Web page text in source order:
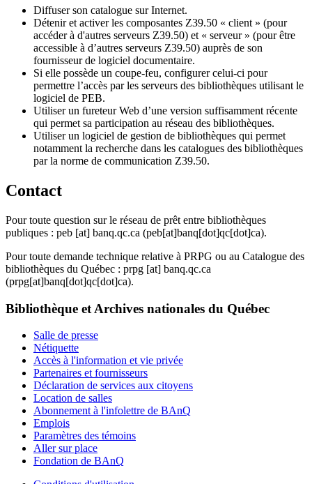
Diffuser son catalogue sur Internet.
Détenir et activer les composantes Z39.50 « client » (pour
accéder à d'autres serveurs Z39.50) et « serveur » (pour être
accessible à d’autres serveurs Z39.50) auprès de son
fournisseur de logiciel documentaire.
Si elle possède un coupe-feu, configurer celui-ci pour
permettre l’accès par les serveurs des bibliothèques utilisant le
logiciel de PEB.
Utiliser un fureteur Web d’une version suffisamment récente
qui permet sa participation au réseau des bibliothèques.
Utiliser un logiciel de gestion de bibliothèques qui permet
notamment la recherche dans les catalogues des bibliothèques
par la norme de communication Z39.50.
Contact
Pour toute question sur le réseau de prêt entre bibliothèques
publiques : peb [at] banq.qc.ca (peb[at]banq[dot]qc[dot]ca).
Pour toute demande technique relative à PRPG ou au Catalogue des
bibliothèques du Québec : prpg [at] banq.qc.ca
(prpg[at]banq[dot]qc[dot]ca).
Bibliothèque et Archives nationales du Québec
Salle de presse
Nétiquette
Accès à l'information et vie privée
Partenaires et fournisseurs
Déclaration de services aux citoyens
Location de salles
Abonnement à l'infolettre de BAnQ
Emplois
Paramètres des témoins
Aller sur place
Fondation de BAnQ